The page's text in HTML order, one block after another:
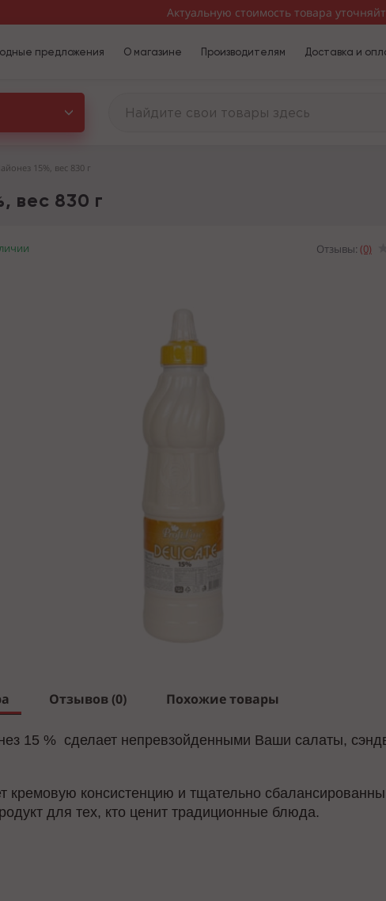
Актуальную стоимость товара
предложения О магазине Производителям Доставка и
15%, вес 830 г
вес 830 г
Отзывы: (0)
Отзывов (0) Похожие товары
15 % сделает непревзойденными Ваши салаты,
кремовую консистенцию и тщательно
для тех, кто ценит традиционные блюда.